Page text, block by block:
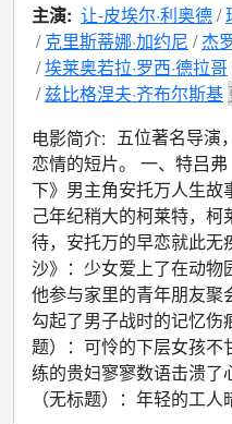
主演: 让-皮埃尔·利奥德
克里斯蒂娜·加约尼
杰
埃莱奥若拉·罗西·德拉哥
兹比格涅夫·齐布尔斯基
电影简介: 五位著名导演
恋情的短片。 一、特吕
下》男主角安托万人生故
己年纪稍大的柯莱特，
待，安托万的早恋就此无
沙》：少女爱上了在动物
他参与家里的青年朋友聚
勾起了男子战时的记忆
题）：可怜的下层女孩不
练的贵妇寥寥数语击溃
（无标题）：年轻的工人